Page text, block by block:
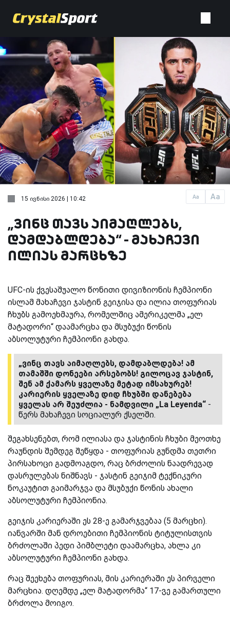
Aa Aa
15 ივნისი 2026 | 10:42
„ვინც თავს აიმაღლებს,
დამდაბლდება“ - მახაჩევი
ილიას მარცხზე
UFC-ის ქვესაშუალო წონითი დივიზიონის ჩემპიონი
ისლამ მახაჩევი ჯასტინ გეიჯისა და ილია თოფურიას
ჩხუბს გამოეხმაურა, რომელშიც ამერიკელმა „ელ
მატადორი“ დაამარცხა და მსუბუქი წონის
აბსოლუტური ჩემპიონი გახდა.
„ვინც თავს აიმაღლებს, დამდაბლდება! ამ
თამაშში დონეები არსებობს! გილოცავ ჯასტინ,
შენ ამ ქამარს ყველაზე მეტად იმსახურებ!
კარიერის ყველაზე დიდ ჩხუბში დანებება
ყველას არ შეუძლია - ნამდვილი „La Leyenda“ -
წერს მახაჩევი სოციალურ ქსელში.
შეგახსენებთ, რომ ილიასა და ჯასტინის ჩხუბი მეოთხე
რაუნდის შემდეგ შეწყდა - თოფურიას გუნდმა თეთრი
პირსახოცი გადმოაგდო, რაც ბრძოლის ნაადრევად
დასრულებას ნიშნავს - ჯასტინ გეიჯიმ ტექნიკური
ნოკაუტით გაიმარჯვა და მსუბუქი წონის ახალი
აბსოლუტური ჩემპიონია.
გეიჯის კარიერაში ეს 28-ე გამარჯვებაა (5 მარცხი).
იანვარში მან დროებითი ჩემპიონის ტიტულისთვის
ბრძოლაში პედი პიმბლეტი დაამარცხა, ახლა კი
აბსოლუტური ჩემპიონი გახდა.
რაც შეეხება თოფურიას, მის კარიერაში ეს პირველი
მარცხია. დღემდე „ელ მატადორმა“ 17-ვე გამართული
ბრძოლა მოიგო.